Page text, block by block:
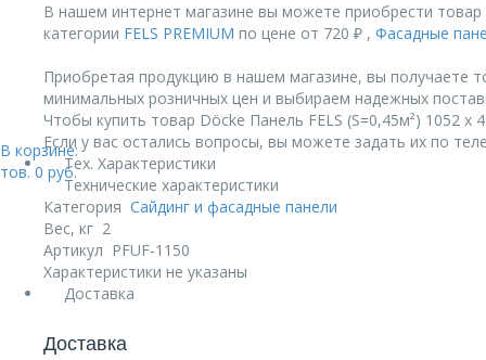
В корзине:
тов. 0 руб.
В нашем интернет магазине вы можете приобрести
категории FELS PREMIUM по цене от 720 ₽ , Фасадные
Приобретая продукцию в нашем магазине, вы получаете
минимальных розничных цен и выбираем надежных
Чтобы купить товар Döcke Панель FELS (S=0,45м²) 1052 х
Если у вас остались вопросы, вы можете задать их по
Тех. Характеристики
Технические характеристики
Категория Сайдинг и фасадные панели
Вес, кг 2
Артикул PFUF-1150
Характеристики не указаны
Доставка
Доставка